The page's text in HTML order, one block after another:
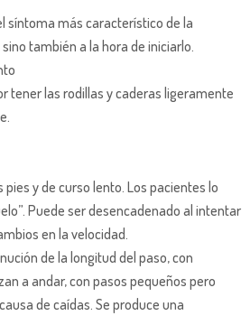
síntoma más característico de la
también a la hora de iniciarlo.
tener las rodillas y caderas ligeramente
y de curso lento. Los pacientes lo
Puede ser desencadenado al intentar
en la velocidad.
de la longitud del paso, con
a andar, con pasos pequeños pero
de caídas. Se produce una